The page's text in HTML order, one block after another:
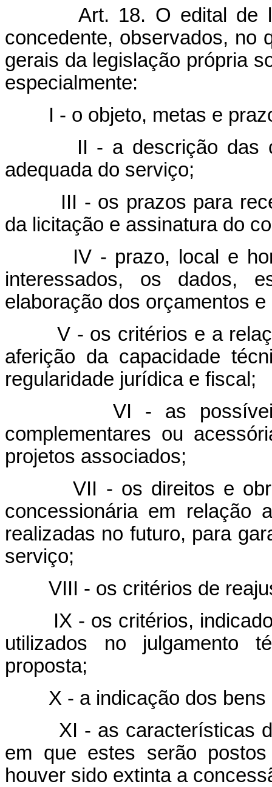
Art. 18. O edital de
concedente, observados, no
gerais da legislação própria
especialmente:
I - o objeto, metas e
II - a descrição das
adequada do serviço;
III - os prazos para
da licitação e assinatura do
IV - prazo, local e
interessados, os dados,
elaboração dos orçamentos
V - os critérios e a
aferição da capacidade
regularidade jurídica e fiscal;
VI - as
complementares ou
projetos associados;
VII - os direitos e
concessionária em relação
realizadas no futuro, para
serviço;
VIII - os critérios de
IX - os critérios,
utilizados no julgamento
proposta;
X - a indicação dos
XI - as características
em que estes serão
houver sido extinta a